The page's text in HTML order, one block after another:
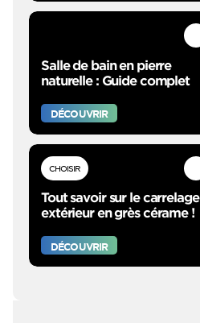
Salle de bain en pierre
naturelle : Guide complet
DÉCOUVRIR
CHOISIR
Tout savoir sur le carrelage
extérieur en grès cérame !
DÉCOUVRIR